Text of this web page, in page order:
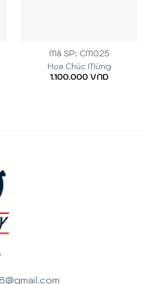
Mã SP: CM025
Hoa Chúc Mừng
1.100.000 VND